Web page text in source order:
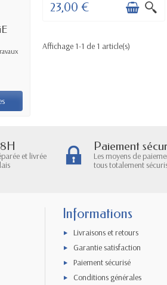
23,00 €
Affichage 1-1 de 1 article(s)
et livrée
Paiement
Les moyens de
tous totalement
Informations
Livraisons et retours
Garantie satisfaction
Paiement sécurisé
Conditions générales